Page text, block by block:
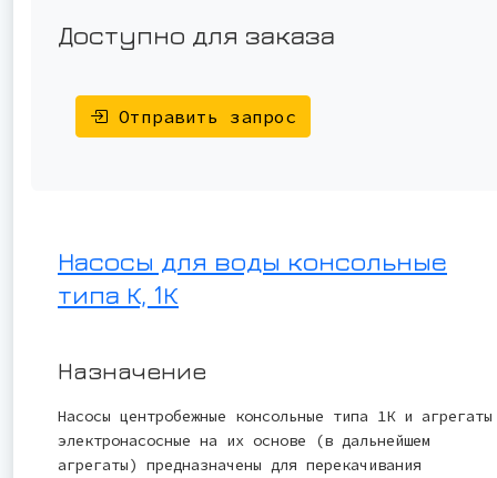
Доступно для заказа
Отправить запрос
Насосы для воды консольные
типа К, 1К
Назначение
Насосы центробежные консольные типа 1К и агрегаты
электронасосные на их основе (в дальнейшем
агрегаты) предназначены для перекачивания